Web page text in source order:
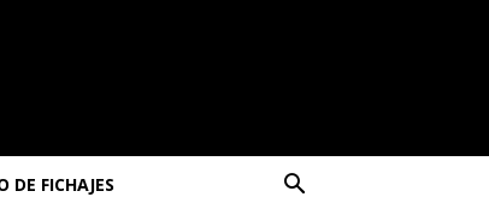
DE FICHAJES